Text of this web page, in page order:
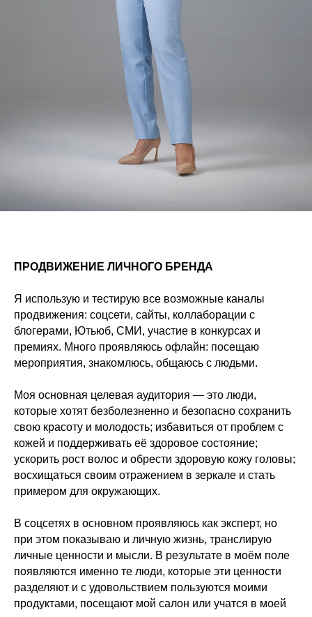
ПРОДВИЖЕНИЕ ЛИЧНОГО БРЕНДА
Я использую и тестирую все возможные каналы
продвижения: соцсети, сайты, коллаборации с
блогерами, Ютьюб, СМИ, участие в конкурсах и
премиях. Много проявляюсь офлайн: посещаю
мероприятия, знакомлюсь, общаюсь с людьми.
Моя основная целевая аудитория — это люди,
которые хотят безболезненно и безопасно сохранить
свою красоту и молодость; избавиться от проблем с
кожей и поддерживать её здоровое состояние;
ускорить рост волос и обрести здоровую кожу головы;
восхищаться своим отражением в зеркале и стать
примером для окружающих.
В соцсетях в основном проявляюсь как эксперт, но
при этом показываю и личную жизнь, транслирую
личные ценности и мысли. В результате в моём поле
появляются именно те люди, которые эти ценности
разделяют и с удовольствием пользуются моими
продуктами, посещают мой салон или учатся в моей